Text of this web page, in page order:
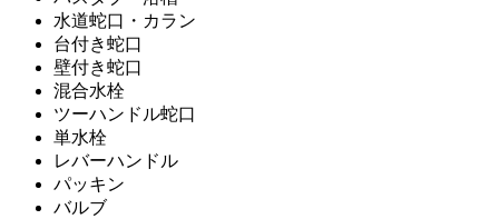
水道蛇口・カラン
台付き蛇口
壁付き蛇口
混合水栓
ツーハンドル蛇口
単水栓
レバーハンドル
パッキン
バルブ